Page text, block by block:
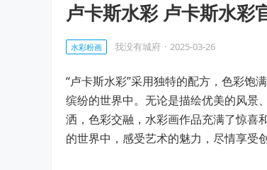
卢卡斯水彩 卢卡斯水彩
水彩粉画 我没有城府 · 2025-03-26
“卢卡斯水彩”采用独特的配方，色彩饱
缤纷的世界中。无论是描绘优美的风景
洒，色彩交融，水彩画作品充满了惊喜
的世界中，感受艺术的魅力，尽情享受